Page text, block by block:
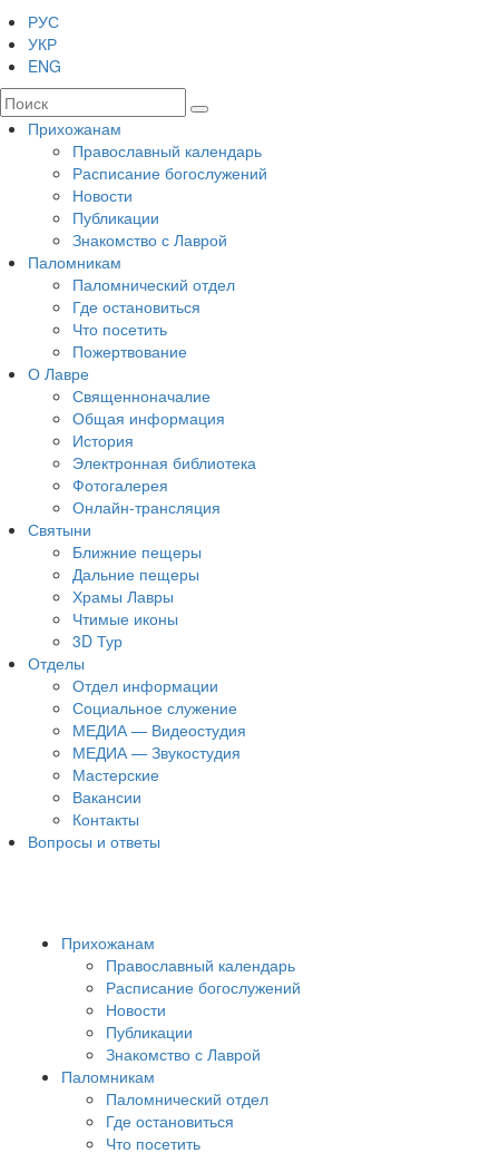
РУС
УКР
ENG
Прихожанам
Православный календарь
Расписание богослужений
Новости
Публикации
Знакомство с Лаврой
Паломникам
Паломнический отдел
Где остановиться
Что посетить
Пожертвование
О Лавре
Священноначалие
Общая информация
История
Электронная библиотека
Фотогалерея
Онлайн-трансляция
Святыни
Ближние пещеры
Дальние пещеры
Храмы Лавры
Чтимые иконы
3D Тур
Отделы
Отдел информации
Социальное служение
МЕДИА — Видеостудия
МЕДИА — Звукостудия
Мастерские
Вакансии
Контакты
Вопросы и ответы
Прихожанам
Православный календарь
Расписание богослужений
Новости
Публикации
Знакомство с Лаврой
Паломникам
Паломнический отдел
Где остановиться
Что посетить